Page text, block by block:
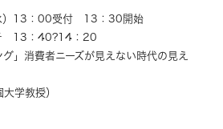
）13：00受付 13：30開始
13：40?14：20
グ」消費者ニーズが見えない時代の見え
学教授）